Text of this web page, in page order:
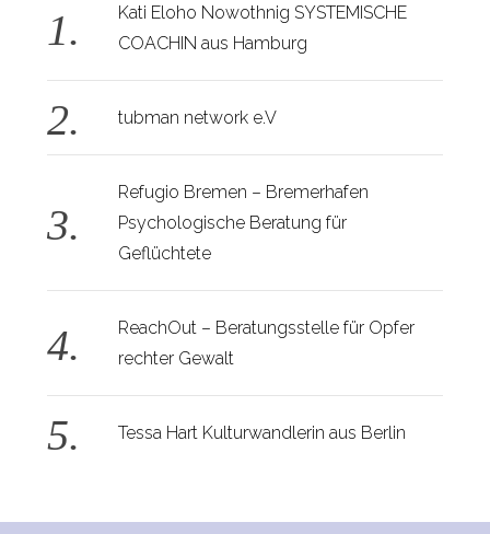
Kati Eloho Nowothnig SYSTEMISCHE
COACHIN aus Hamburg
tubman network e.V
Refugio Bremen – Bremerhafen
Psychologische Beratung für
Geflüchtete
ReachOut – Beratungsstelle für Opfer
rechter Gewalt
Tessa Hart Kulturwandlerin aus Berlin